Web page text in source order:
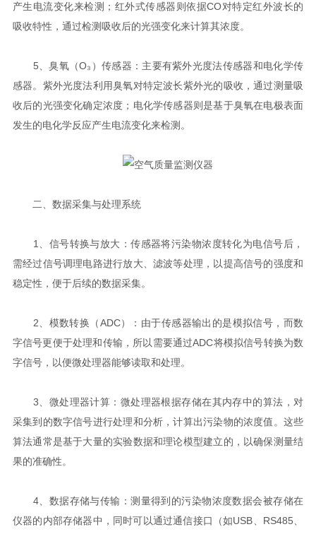
产生电流变化来检测；红外式传感器则依据CO对特定红外波长的
吸收特性，通过检测吸收后的光强变化来计算其浓度。
5、臭氧（O₃）传感器：主要有紫外光度法传感器和电化学传
感器。紫外光度法利用臭氧对特定波长紫外光的吸收，通过测量吸
收后的光强变化确定浓度；电化学传感器则是基于臭氧在电极表面
发生的电化学反应产生电流变化来检测。
二、数据采集与处理系统
1、信号转换与放大：传感器将污染物浓度转化为电信号后，
需经过信号调理电路进行放大、滤波等处理，以提高信号的强度和
稳定性，便于后续的数据采集。
2、模数转换（ADC）：由于传感器输出的是模拟信号，而数
字信号更便于处理和传输，所以需要通过ADC将模拟信号转换为数
字信号，以便微处理器能够读取和处理。
3、微处理器计算：微处理器根据存储在其内存中的算法，对
采集到的数字信号进行处理和分析，计算出污染物的浓度值。这些
算法通常是基于大量的实验数据和理论模型建立的，以确保测量结
果的准确性。
4、数据存储与传输：测量得到的污染物浓度数据会被存储在
仪器的内部存储器中，同时可以通过通信接口（如USB、RS485、